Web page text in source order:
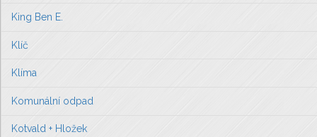
King Ben E.
Klíč
Klíma
Komunální odpad
Kotvald + Hložek